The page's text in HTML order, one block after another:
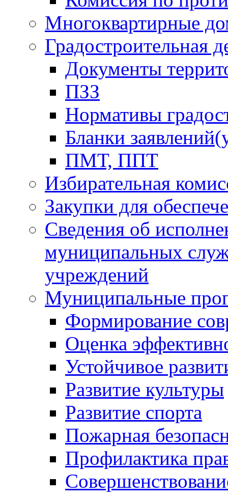
Многоквартирные
Градостроительная
Документы
ПЗЗ
Нормативы
Бланки
ПМТ, ППТ
Избирательная
Закупки для
Сведения об
муниципальных
учреждений
Муниципальные
Формирование
Оценка
Устойчивое
Развитие культуры
Развитие спорта
Пожарная
Профилактика